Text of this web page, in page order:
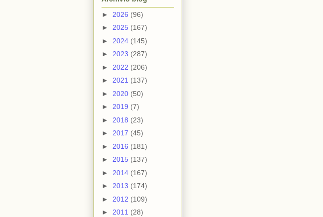
► 2026 (96)
► 2025 (167)
► 2024 (145)
► 2023 (287)
► 2022 (206)
► 2021 (137)
► 2020 (50)
► 2019 (7)
► 2018 (23)
► 2017 (45)
► 2016 (181)
► 2015 (137)
► 2014 (167)
► 2013 (174)
► 2012 (109)
► 2011 (28)